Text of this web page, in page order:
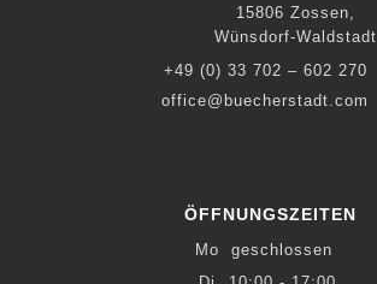
15806 Zossen,
Wünsdorf-Waldstadt
+49 (0) 33 702 – 602 270
office@buecherstadt.com
ÖFFNUNGSZEITEN
Mo
geschlossen